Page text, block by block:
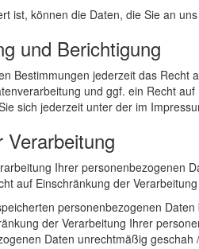
ist, können die Daten, die Sie an
und Berichtigung
Bestimmungen jederzeit das
und ggf. ein Recht
sich jederzeit unter der im
Verarbeitung
Ihrer personenbezogenen
auf Einschränkung der
personenbezogenen
der Verarbeitung Ihrer
Daten unrechtmäßig